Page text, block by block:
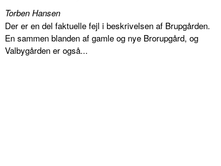
Torben Hansen
Der er en del faktuelle fejl i beskrivelsen af Brupgården.
En sammen blanden af gamle og nye Brorupgård, og
Valbygården er også...